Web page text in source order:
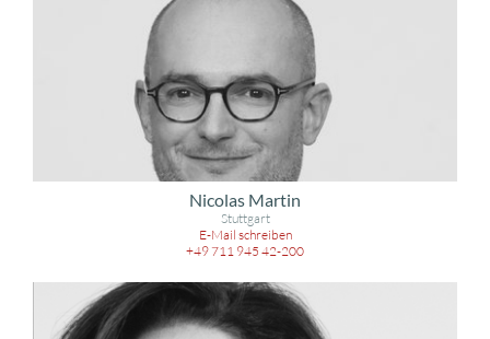
Nicolas Martin
Stuttgart
E-Mail schreiben
+49 711 945 42-200